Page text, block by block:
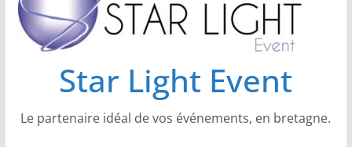
Star Light Event
Le partenaire idéal de vos événements, en bretagne.